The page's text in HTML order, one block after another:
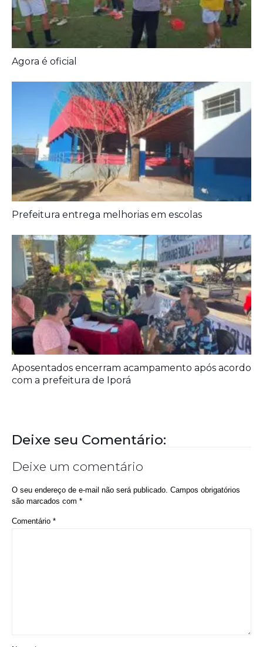
Agora é oficial
Prefeitura entrega melhorias em escolas
Aposentados encerram acampamento após acordo
com a prefeitura de Iporá
Deixe seu Comentário:
Deixe um comentário
O seu endereço de e-mail não será publicado. Campos obrigatórios
são marcados com *
Comentário *